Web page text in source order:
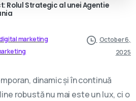
Rolul Strategic al uneiAgentie
marketing
October 6,
2025
dinamic și în continuă
robustă nu mai este un lux, ci o